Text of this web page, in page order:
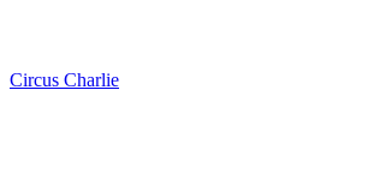
Circus Charlie